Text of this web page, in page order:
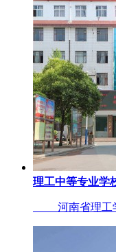
理工中等专业学
河南省理工